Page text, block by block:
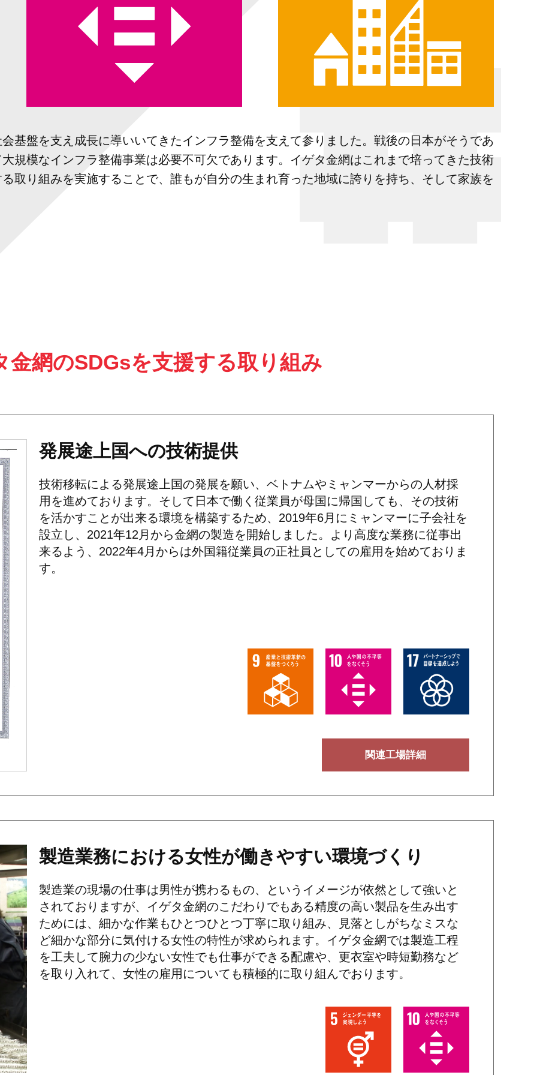
基盤を支え成長に導いいてきたインフラ整備を支えて参りました。戦後の日本がそうであ
規模なインフラ整備事業は必要不可欠であります。イゲタ金網はこれまで培ってきた技術
取り組みを実施することで、誰もが自分の生まれ育った地域に誇りを持ち、そして家族を
金網のSDGsを支援する取り組み
発展途上国への技術提供
技術移転による発展途上国の発展を願い、ベトナムやミャンマーからの人材採
用を進めております。そして日本で働く従業員が母国に帰国しても、その技術
を活かすことが出来る環境を構築するため、2019年6月にミャンマーに子会社を
設立し、2021年12月から金網の製造を開始しました。より高度な業務に従事出
来るよう、2022年4月からは外国籍従業員の正社員としての雇用を始めておりま
す。
関連工場詳細
製造業務における女性が働きやすい環境づくり
製造業の現場の仕事は男性が携わるもの、というイメージが依然として強いと
されておりますが、イゲタ金網のこだわりでもある精度の高い製品を生み出す
ためには、細かな作業もひとつひとつ丁寧に取り組み、見落としがちなミスな
ど細かな部分に気付ける女性の特性が求められます。イゲタ金網では製造工程
を工夫して腕力の少ない女性でも仕事ができる配慮や、更衣室や時短勤務など
を取り入れて、女性の雇用についても積極的に取り組んでおります。